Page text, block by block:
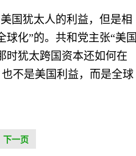
国犹太人的利益，但是相
化”的。共和党主张“美国
时犹太跨国资本还如何在
不是美国利益，而是全球
下一页